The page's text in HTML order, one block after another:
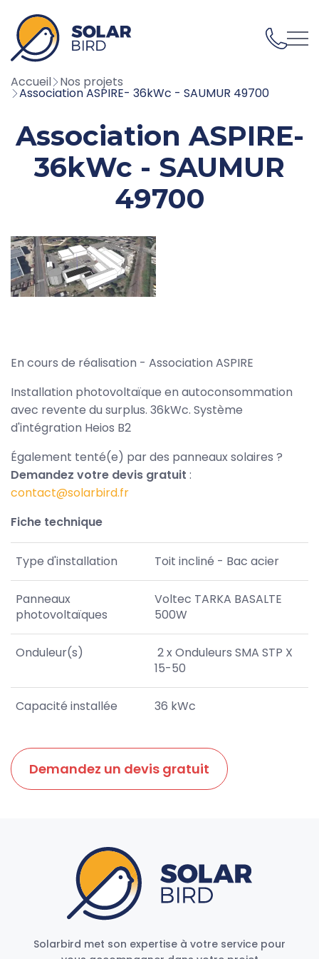
02 59 43 05 70
Accueil Nos projets
Association ASPIRE- 36kWc - SAUMUR 49700
Association ASPIRE-
36kWc - SAUMUR
49700
En cours de réalisation - Association ASPIRE
Installation photovoltaïque en autoconsommation
avec revente du surplus. 36kWc. Système
d'intégration Heios B2
Également tenté(e) par des panneaux solaires ?
Demandez votre devis gratuit :
contact@solarbird.fr
Fiche technique
Type d'installation Toit incliné - Bac acier
Panneaux
photovoltaïques
Voltec TARKA BASALTE
500W
Onduleur(s)
2 x Onduleurs SMA STP X
15-50
Capacité installée 36 kWc
Demandez un devis gratuit
Solarbird met son expertise à votre service pour